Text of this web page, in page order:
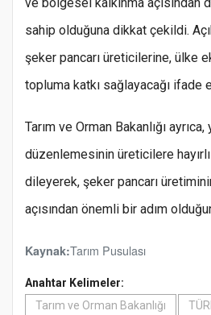
ve bölgesel kalkınma açısından
sahip olduğuna dikkat çekildi.
şeker pancarı üreticilerine, ülke
topluma katkı sağlayacağı ifade
Tarım ve Orman Bakanlığı
düzenlemesinin üreticilere
dileyerek, şeker pancarı
açısından önemli bir adım
Kaynak:Tarım Pusulası
Anahtar Kelimeler:
Tarım ve Orman Bakanlığı